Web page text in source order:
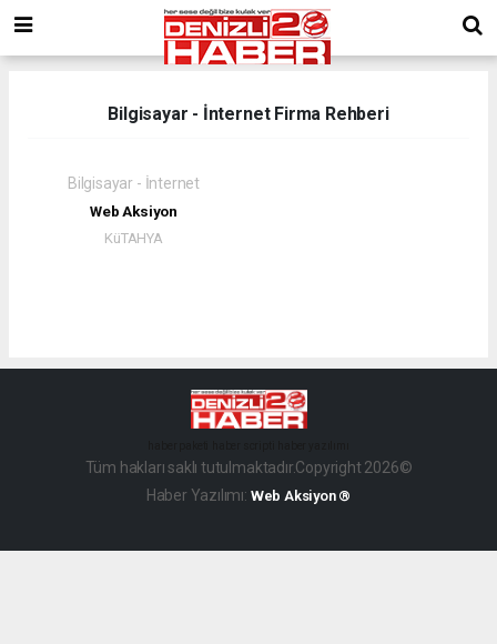
Bilgisayar - İnternet Firma Rehberi
Bilgisayar - İnternet
Web Aksiyon
KüTAHYA
Tüm hakları saklı tutulmaktadır.Copyright 2026©
Haber Yazılımı: Web Aksiyon ®